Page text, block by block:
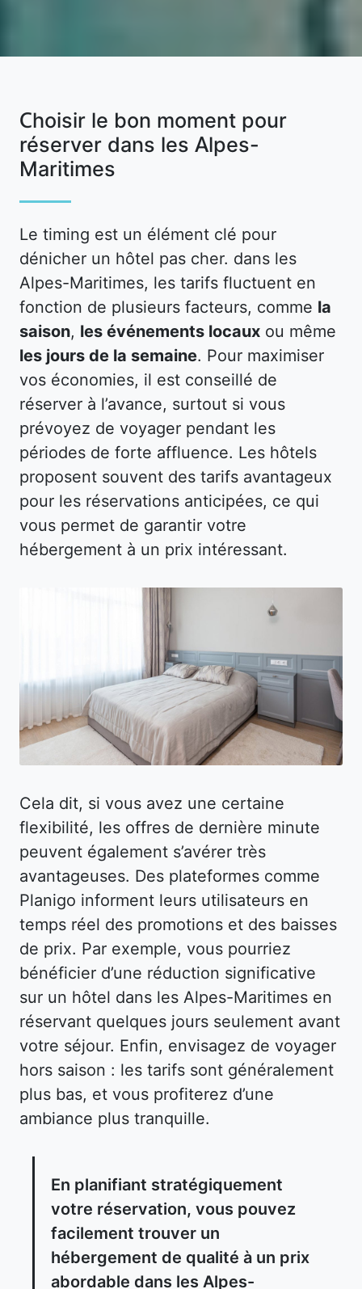
Choisir le bon moment pour
réserver dans les Alpes-
Maritimes
Le timing est un élément clé pour
dénicher un hôtel pas cher. dans les
Alpes-Maritimes, les tarifs fluctuent en
fonction de plusieurs facteurs, comme la
saison, les événements locaux ou même
les jours de la semaine. Pour maximiser
vos économies, il est conseillé de
réserver à l’avance, surtout si vous
prévoyez de voyager pendant les
périodes de forte affluence. Les hôtels
proposent souvent des tarifs avantageux
pour les réservations anticipées, ce qui
vous permet de garantir votre
hébergement à un prix intéressant.
Cela dit, si vous avez une certaine
flexibilité, les offres de dernière minute
peuvent également s’avérer très
avantageuses. Des plateformes comme
Planigo informent leurs utilisateurs en
temps réel des promotions et des baisses
de prix. Par exemple, vous pourriez
bénéficier d’une réduction significative
sur un hôtel dans les Alpes-Maritimes en
réservant quelques jours seulement avant
votre séjour. Enfin, envisagez de voyager
hors saison : les tarifs sont généralement
plus bas, et vous profiterez d’une
ambiance plus tranquille.
En planifiant stratégiquement
votre réservation, vous pouvez
facilement trouver un
hébergement de qualité à un prix
abordable dans les Alpes-